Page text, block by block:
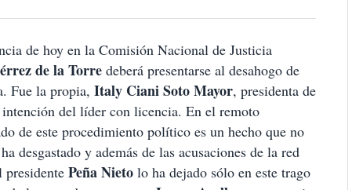
de hoy en la Comisión Nacional de Justicia
de la Torre deberá presentarse al desahogo de
Fue la propia, Italy Ciani Soto Mayor, presidenta de
del líder con licencia. En el remoto
de este procedimiento político es un hecho que no
desgastado y además de las acusaciones de la red
presidente Peña Nieto lo ha dejado sólo en este trago